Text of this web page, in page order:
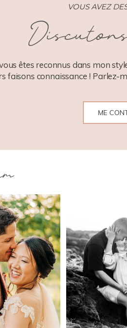
VOUS AVEZ
êtes reconnus dans mon
faisons connaissance ! Parlez-
ME